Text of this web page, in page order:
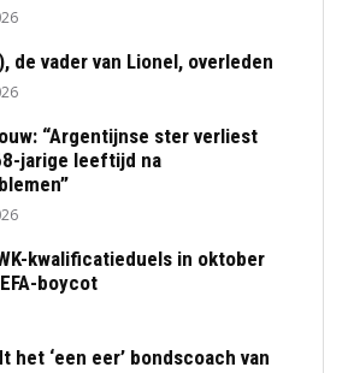
de vader van Lionel, overleden
“Argentijnse ster verliest
jarige leeftijd na
kwalificatieduels in oktober
boycot
het ‘een eer’ bondscoach van